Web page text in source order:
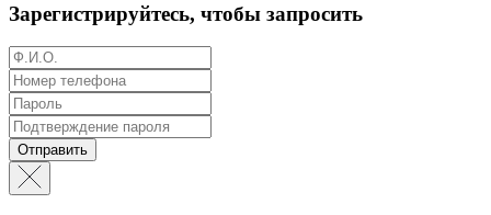
Зарегистрируйтесь, чтобы запросить
Отправить